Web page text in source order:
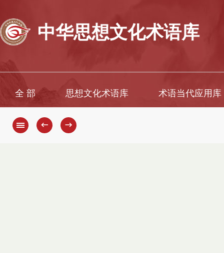
中华思想文化术语库
全 部 思想文化术语库 术语当代应用库
← →